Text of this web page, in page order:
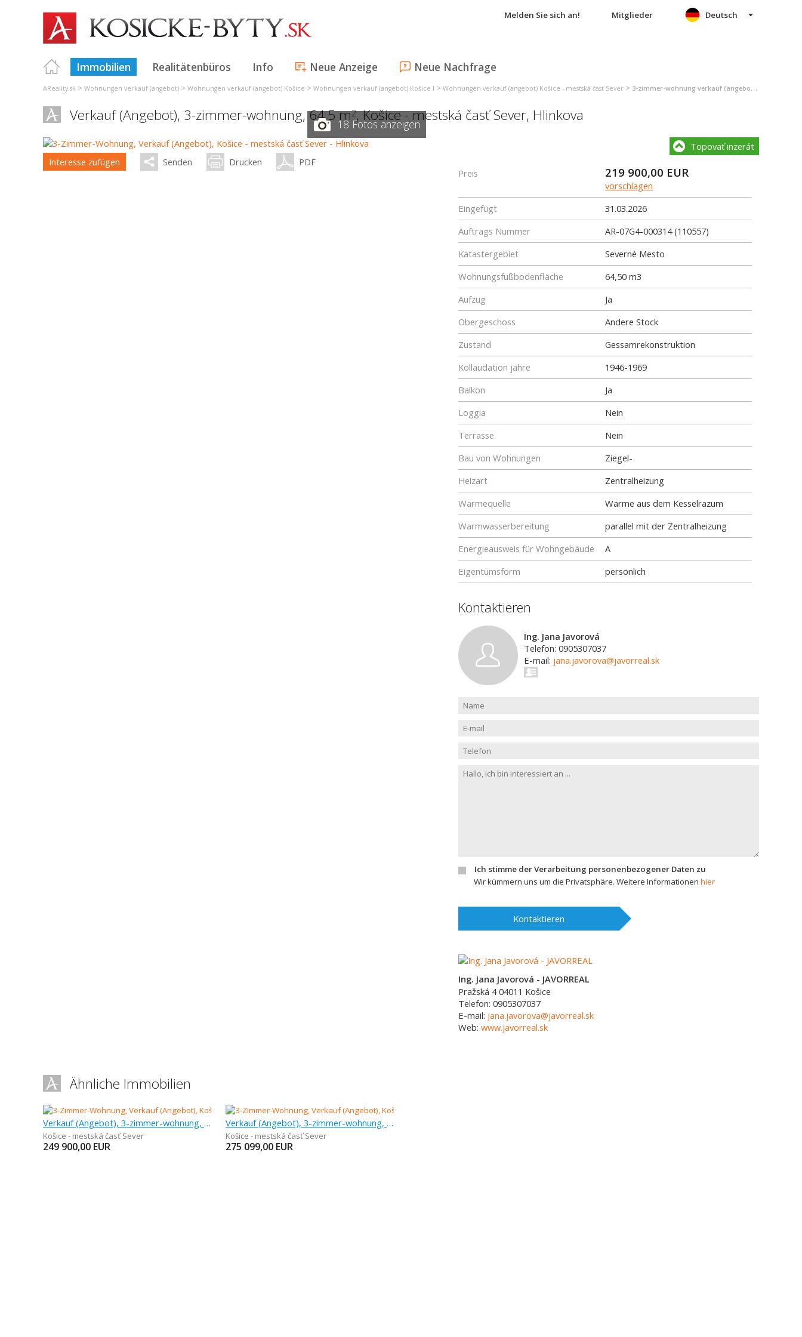
Melden Sie sich an! Mitglieder
Immobilien Realitätenbüros Info Neue Anzeige Neue Nachfrage
Deutsch
AReality.sk > Wohnungen verkauf (angebot) > Wohnungen verkauf (angebot) Košice > Wohnungen verkauf (angebot) Košice I > Wohnungen verkauf (angebot) Košice - mestská časť Sever > 3-zimmer-wohnung verkauf (angebot) Košice - mestská časť Sever
Verkauf (Angebot), 3-zimmer-wohnung, 64,5 m2,Košice - mestská časť Sever, Hlinkova
18 Fotos anzeigen
Interesse zufügen Senden Drucken PDF
Topovať inzerát
Preis 219 900,00 EUR
vorschlagen
Eingefügt
31.03.2026
Auftrags Nummer
AR-07G4-000314 (110557)
Katastergebiet
Severné Mesto
Wohnungsfußbodenfläche
64,50 m3
Aufzug
Ja
Obergeschoss
Andere Stock
Zustand
Gessamrekonstruktion
Kollaudation jahre
1946-1969
Balkon
Ja
Loggia
Nein
Terrasse
Nein
Bau von Wohnungen
Ziegel-
Heizart
Zentralheizung
Wärmequelle
Wärme aus dem Kesselrazum
Warmwasserbereitung
parallel mit der Zentralheizung
Energieausweis für Wohngebäude
A
Eigentumsform
persönlich
Kontaktieren
Ing. Jana Javorová
Telefon: 0905307037
E-mail: jana.javorova@javorreal.sk
Ich stimme der Verarbeitung personenbezogener Daten zu
Wir kümmern uns um die Privatsphäre. Weitere Informationen hier
Kontaktieren
Ing. Jana Javorová - JAVORREAL
Pražská 4 04011 Košice
Telefon: 0905307037
E-mail: jana.javorova@javorreal.sk
Web: www.javorreal.sk
Ähnliche Immobilien
Verkauf (Angebot), 3-zimmer-wohnung, 68 m
Košice - mestská časť Sever
249 900,00 EUR
Verkauf (Angebot), 3-zimmer-wohnung, 75 m
Košice - mestská časť Sever
275 099,00 EUR